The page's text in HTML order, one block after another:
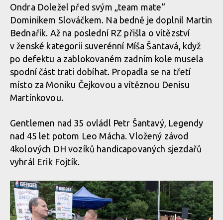
Ondra Doležel před svým „team mate“
Dominikem Slováčkem. Na bedně je doplnil Martin
Bednařík. Až na poslední RZ přišla o vítězství
v ženské kategorii suverénní Míša Šantavá, když
po defektu a zablokovaném zadním kole musela
spodní část trati dobíhat. Propadla se na třetí
místo za Moniku Čejkovou a vítěznou Denisu
Martínkovou.
Gentlemen nad 35 ovládl Petr Šantavý, Legendy
nad 45 let potom Leo Mácha. Vložený závod
4kolových DH vozíků handicapovaných sjezdařů
vyhrál Erik Fojtík.